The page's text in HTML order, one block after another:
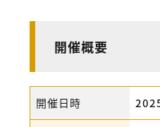
開催概要
開催日時